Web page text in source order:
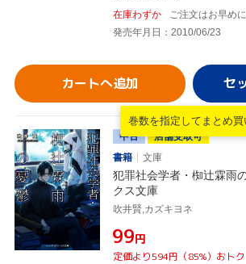
在庫わずか
ご注文はお早めに
発売年月日：2010/06/23
カートへ追加
巻数を指定して まとめ
中古
店舗受取可
書籍
文庫
犯罪社会学者・椥辻霖雨
クス文庫
吹井賢,カズキヨネ
¥99円
定価より594円（85%）おトク